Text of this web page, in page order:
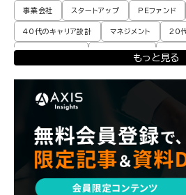
事業会社 スタートアップ PEファンド
40代のキャリア設計 マネジメント 20
転職体験談・実例 プロモーション 業界
エンジニア 調査レポート
コンサル現場論 経営企画・事業企画 メ
パラレルキャリア ワークライフバランス
DX・テクノロジー リスキリング・資格
もっと見る